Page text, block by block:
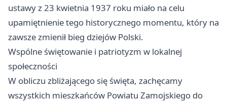
ustawy z 23 kwietnia 1937 roku miało na celu
upamiętnienie tego historycznego momentu, który na
zawsze zmienił bieg dziejów Polski.
Wspólne świętowanie i patriotyzm w lokalnej
społeczności
W obliczu zbliżającego się święta, zachęcamy
wszystkich mieszkańców Powiatu Zamojskiego do